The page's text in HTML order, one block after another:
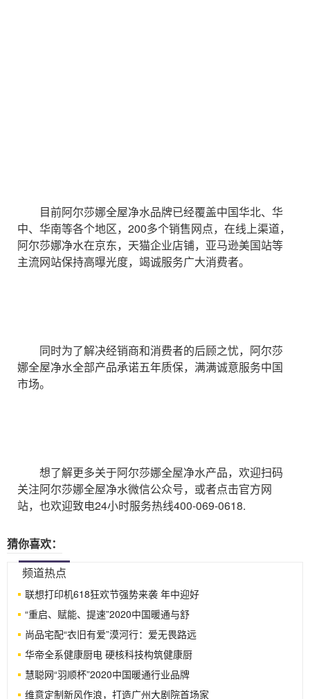
目前阿尔莎娜全屋净水品牌已经覆盖中国华北、华
中、华南等各个地区，200多个销售网点，在线上渠道，
阿尔莎娜净水在京东，天猫企业店铺，亚马逊美国站等
主流网站保持高曝光度，竭诚服务广大消费者。
同时为了解决经销商和消费者的后顾之忧，阿尔莎
娜全屋净水全部产品承诺五年质保，满满诚意服务中国
市场。
想了解更多关于阿尔莎娜全屋净水产品，欢迎扫码
关注阿尔莎娜全屋净水微信公众号，或者点击官方网
站，也欢迎致电24小时服务热线400-069-0618.
猜你喜欢：
频道热点
联想打印机618狂欢节强势来袭 年中迎好
“重启、赋能、提速”2020中国暖通与舒
尚品宅配“衣旧有爱”漠河行：爱无畏路远
华帝全系健康厨电 硬核科技构筑健康厨
慧聪网“羽顺杯”2020中国暖通行业品牌
维意定制新风作浪，打造广州大剧院首场家